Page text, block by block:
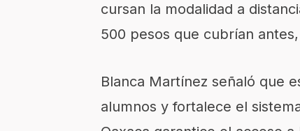
cursan la modalidad a
500 pesos que cubrían
Blanca Martínez señaló que
alumnos y fortalece el